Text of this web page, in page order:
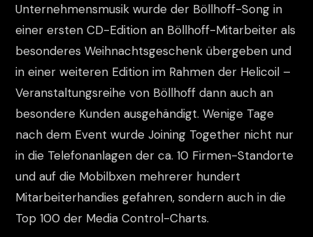
Unternehmensmusik wurde der Böllhoff-Song in
einer ersten CD-Edition an Böllhoff-Mitarbeiter als
besonderes Weihnachtsgeschenk übergeben und
in einer weiteren Edition im Rahmen der Helicoil –
Veranstaltungsreihe von Böllhoff dann auch an
besondere Kunden ausgehändigt. Wenige Tage
nach dem Event wurde Joining Together nicht nur
in die Telefonanlagen der ca. 10 Firmen-Standorte
und auf die Mobilbxen mehrerer hundert
Mitarbeiterhandies gefahren, sondern auch in die
Top 100 der Media Control-Charts.